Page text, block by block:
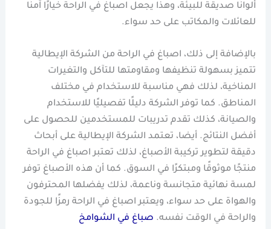
ألوانًا صديقة للبيئة، وهذا يجعل اصباغ في الراحة خيارًا آمنًا
للعائلات والمكاتب على حد سواء.
بالإضافة إلى ذلك، اصباغ في الراحة من الشركة الإيطالية
تتميز بسهولة تنظيفها ومقاومتها للتآكل والتغيرات
المناخية، لذلك فهي مناسبة للاستخدام في مختلف
المناطق. كما توفر الشركة دليلًا تفصيليًا للاستخدام
والصيانة، كذلك تقدم تدريبات للمستخدمين للحصول على
أفضل النتائج. أيضا، تعتمد الشركة الإيطالية على أبحاث
دقيقة لتطوير تركيبة الأصباغ، لذلك تعتبر اصباغ في الراحة
منتجًا موثوقًا ومبتكرًا في السوق. كما أن هذه الأصباغ توفر
لمسة نهائية متجانسة وناعمة، لذلك يفضلها المحترفون
والهواة على حد سواء، ويعتبر اصباغ في الراحة رمزًا للجودة
والراحة في الوقت نفسه. صباغ في الشوامخ